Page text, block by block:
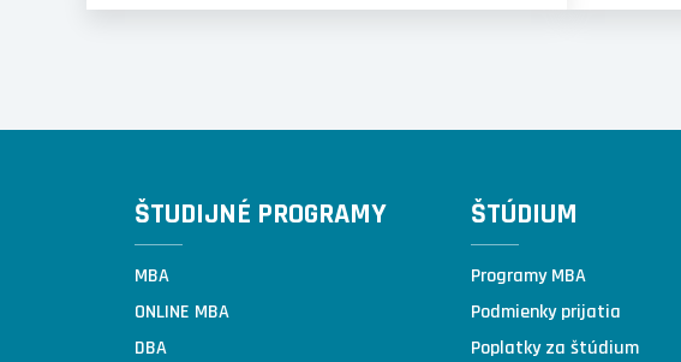
ŠTUDIJNÉ PROGRAMY
MBA
ONLINE MBA
DBA
ŠTÚDIUM
Programy MBA
Podmienky prijatia
Poplatky za štúdium